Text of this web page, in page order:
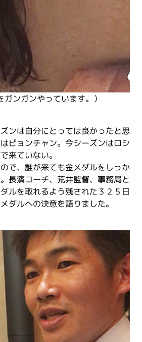
ガンガンやっています。）
ンは自分にとっては良かったと思
ピョンチャン。今シーズンはロシ
来ていない。
で、誰が来ても金メダルをしっか
長濱コーチ、荒井監督、事務局と
ルを取れるよう残された３２５日
ダルへの決意を語りました。